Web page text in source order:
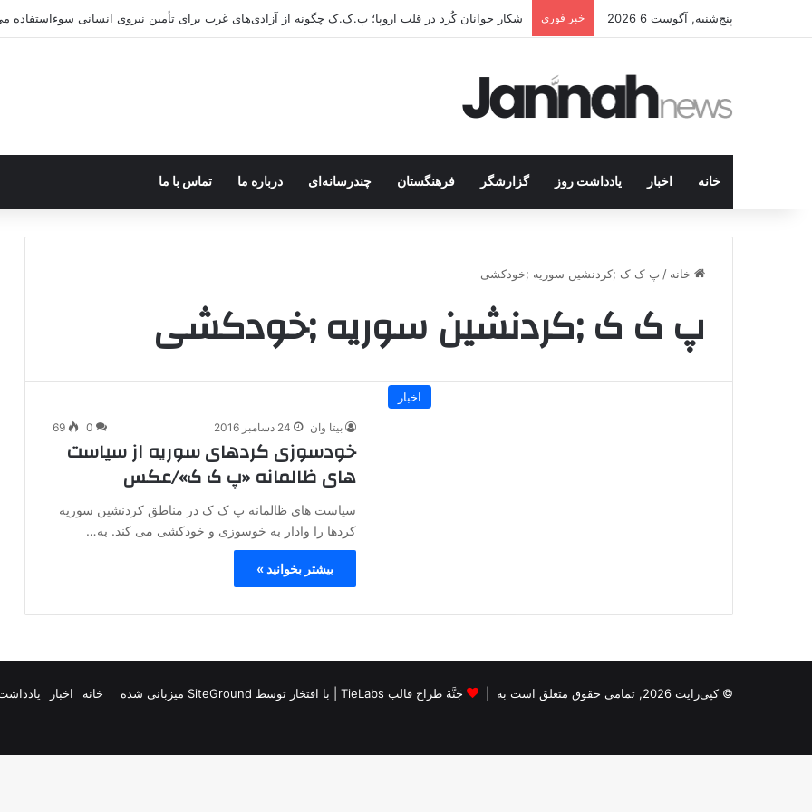
پنج‌شنبه, آگوست 6 2026 خبر فوری شکار جوانان کُرد در قلب اروپا؛ پ.ک.ک چگونه از آزادی‌های غرب برای تأمین نیروی انسانی سوءاستفاده
خانه اخبار یادداشت روز گزارشگر فرهنگستان چندرسانه‌ای درباره ما تماس با ما
خانه / پ ک ک ;کردنشین سوریه ;خودکشی
پ ک ک ;کردنشین سوریه ;خودکشی
اخبار
بیتا وان 24 دسامبر 2016 0
69
خودسوزی کردهای سوریه از سیاست
های ظالمانه «پ ک ک»/عکس
سیاست های ظالمانه پ ک ک در مناطق کردنشین سوریه
کردها را وادار به خوسوزی و خودکشی می کند. به…
بیشتر بخوانید »
© کپی‌رایت 2026, تمامی حقوق متعلق است به | جَنَّة طراح قالب TieLabs | با افتخار توسط SiteGround میزبانی شده خانه اخبار